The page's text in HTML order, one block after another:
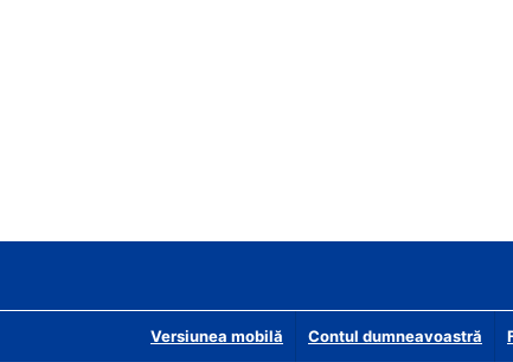
Versiunea mobilă Contul dumneavoastră